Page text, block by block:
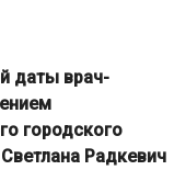
даты врач-
городского
Радкевич